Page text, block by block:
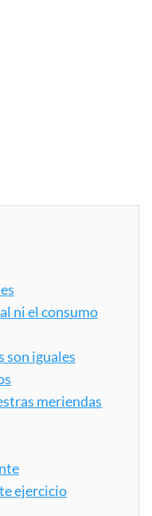
ni el consumo
son iguales
meriendas
ejercicio